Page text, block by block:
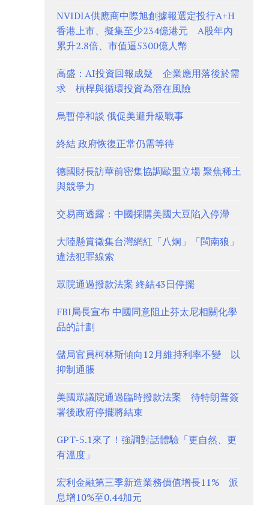
NVIDIA供應商中際旭創據報選定投行A+H
香港上市、擬集至少234億港元 A股年內
累升2.8倍、市值逼5300億人幣
高盛：AI投資回報成疑 企業應用落後於需
求 槓桿與循環投資為潛在風險
烏暫停和談 俄促美避升級戰事
終結 政府恢復正常仍需等待
德國財長訪華前密集協調歐盟立場 聚焦稀土
與競爭力
交易商透露：中國採購美國大豆陷入停滯
大陸懸賞徵集台灣網紅「八炯」「閩南狼」
違法犯罪線索
眾院通過撥款法案 終結43日停擺
FBI局長宣布 中國同意阻止芬太尼相關化學
品的計劃
儲局官員柯林斯傾向12月維持利率不變 以
抑制通脹
美國眾議院通過臨時撥款法案 待特朗普簽
署後政府停擺將結束
GPT-5.1來了！強調對話體驗「更自然、更
有溫度」
宏利金融第三季新造業務價值增長11% 派
息增10%至0.44加元